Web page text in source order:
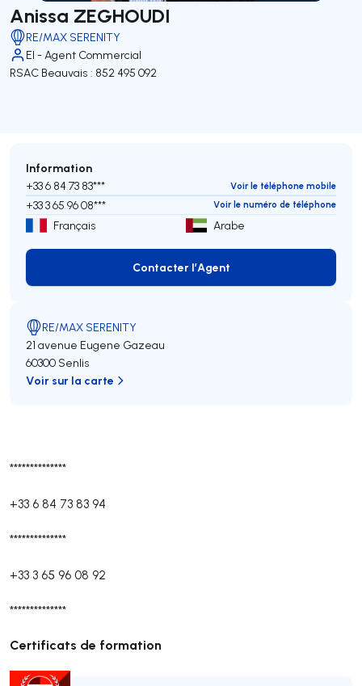
Anissa ZEGHOUDI
RE/MAX SERENITY
EI - Agent Commercial
RSAC Beauvais : 852 495 092
**************
+33 6 84 73 83 94
**************
+33 3 65 96 08 92
**************
Certificats de formation
Information
+33 6 84 73 83*** Voir le téléphone mobile
+33 3 65 96 08*** Voir le numéro de téléphone
Français Arabe
Contacter l’Agent
Contacter l’Agent
RE/MAX SERENITY
21 avenue Eugene Gazeau
60300 Senlis
Voir sur la carte